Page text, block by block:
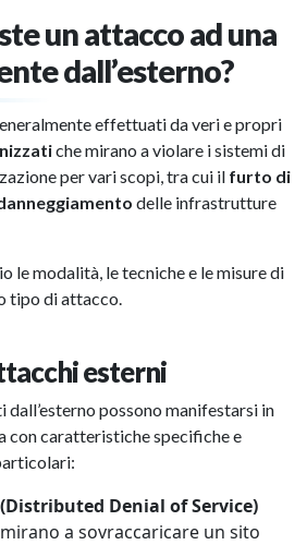
un attacco ad una
dall’esterno?
effettuati da veri e propri
che mirano a violare i sistemi di
per vari scopi, tra cui il furto di
delle infrastrutture
le modalità, le tecniche e le misure di
tipo di attacco.
esterni
possono manifestarsi in
con caratteristiche specifiche e
Denial of Service)
a sovraccaricare un sito